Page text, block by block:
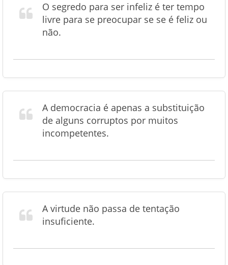
O segredo para ser infeliz é ter tempo
livre para se preocupar se se é feliz ou
não.
A democracia é apenas a substituição
de alguns corruptos por muitos
incompetentes.
A virtude não passa de tentação
insuficiente.